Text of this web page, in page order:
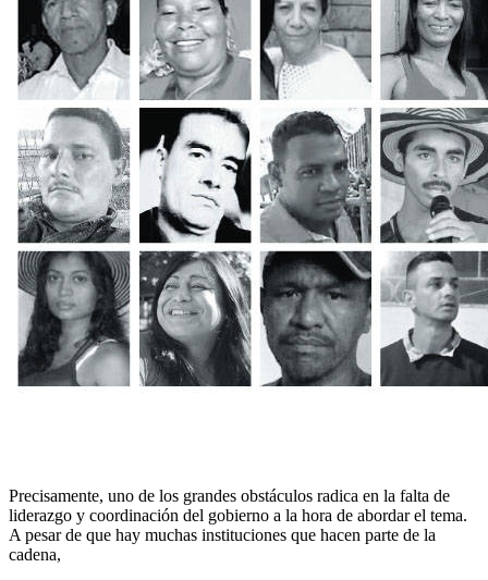
Precisamente, uno de los grandes obstáculos radica en la falta de
liderazgo y coordinación del gobierno a la hora de abordar el tema.
A pesar de que hay muchas instituciones que hacen parte de la
cadena,